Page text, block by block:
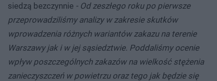
siedzą bezczynnie - Od zeszłego roku po pierwsze
przeprowadziliśmy analizy w zakresie skutków
wprowadzenia różnych wariantów zakazu na terenie
Warszawy jak i w jej sąsiedztwie. Poddaliśmy ocenie
wpływ poszczególnych zakazów na wielkość stężenia
zanieczyszczeń w powietrzu oraz tego jak będzie się